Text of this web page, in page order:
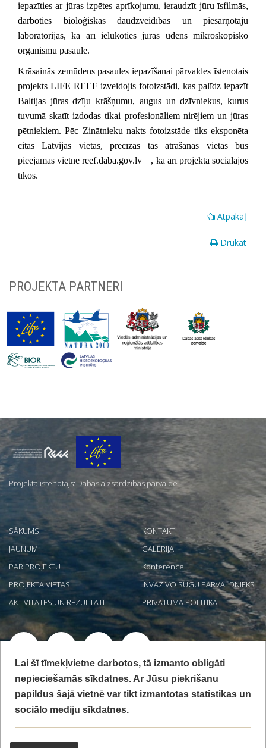
iepazīties ar jūras izpētes aprīkojumu, ieraudzīt jūru īsfilmās,
darboties bioloģiskās daudzveidības un piesārņotāju
laboratorijās, kā arī ielūkoties jūras ūdens mikroskopisko
organismu pasaulē.
Krāsainās zemūdens pasaules iepazīšanai pārvaldes īstenotais
projekts LIFE REEF izveidojis fotoizstādi, kas palīdz iepazīt
Baltijas jūras dzīļu krāšņumu, augus un dzīvniekus, kurus
tuvumā skatīt izdodas tikai profesionāliem nirējiem un jūras
pētniekiem. Pēc Zinātnieku nakts fotoizstāde tiks eksponēta
citās Latvijas vietās, precīzas tās atrašanās vietas būs
pieejamas vietnē reef.daba.gov.lv
, kā arī projekta sociālajos
tīkos.
Atpakaļ
Drukāt
PROJEKTA PARTNERI
Par
mums
Projekta īstenotājs: Dabas aizsardzības pārvalde
SĀKUMS
JAUNUMI
PAR PROJEKTU
PROJEKTA VIETAS
AKTIVITĀTES UN REZULTĀTI
KONTAKTI
GALERIJA
Konference
INVAZĪVO SUGU PĀRVALDNIEKS
PRIVĀTUMA POLITIKA
Projekts "Jūras aizsargājamo biotopu izpēte un nepieciešamā
aizsardzības stāvokļa noteikšana Latvijas ekskluzīvajā ekonomiskajā
zonā" LIFE19 NAT/LV/000973 LIFE REEF tiek īstenots ar Eiropas
Savienības LIFE programmas un Valsts reģionālās attīstības aģentūras
nav atbildīga par šeit sniegtās informācijas iespējamo izmantojumu.
Lai šī tīmekļvietne darbotos, tā izmanto obligāti
nepieciešamās sīkdatnes. Ar Jūsu piekrišanu
papildus šajā vietnē var tikt izmantotas statistikas un
sociālo mediju sīkdatnes.